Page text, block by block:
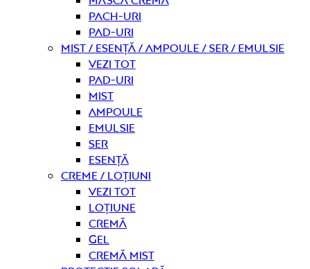
Pach-uri
Pad-uri
Mist / Esență / Ampoule / Ser / Emulsie
Vezi tot
Pad-uri
Mist
Ampoule
Emulsie
Ser
Esență
Creme / Loțiuni
Vezi tot
Loțiune
Cremă
Gel
Cremă mist